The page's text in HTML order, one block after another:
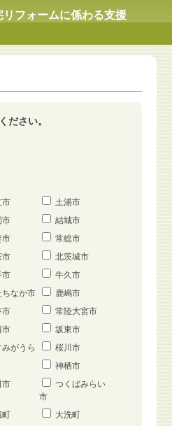
フォームに係わる支援
ださい。
市
土浦市
市
結城市
市
常総市
市
北茨城市
市
牛久市
ちなか市
鹿嶋市
市
常陸大宮市
市
坂東市
がうら
桜川市
神栖市
市
つくばみらい
市
町
大洗町